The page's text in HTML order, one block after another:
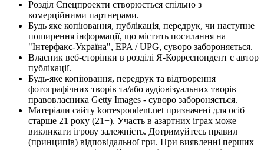
Розділ Спецпроекти створюється спільно з
комерційними партнерами.
Будь яке копіювання, публікація, передрук, чи наступне
поширення інформації, що містить посилання на
"Інтерфакс-Україна", EPA / UPG, суворо забороняється.
Власник веб-сторінки в розділі Я-Корреспондент є автор
публікації.
Будь-яке копіювання, передрук та відтворення
фотографічних творів та/або аудіовізуальних творів
правовласника Getty Images - суворо забороняється.
Матеріали сайту korrespondent.net призначені для осіб
старше 21 року (21+). Участь в азартних іграх може
викликати ігрову залежність. Дотримуйтесь правил
(принципів) відповідальної гри. При виявленні перших